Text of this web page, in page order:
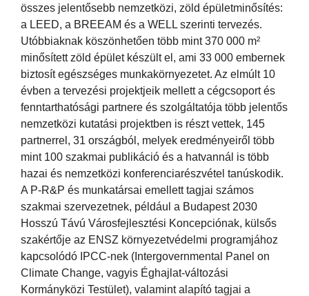
összes jelentősebb nemzetközi, zöld épületminősítés:
a LEED, a BREEAM és a WELL szerinti tervezés.
Utóbbiaknak köszönhetően több mint 370 000 m²
minősített zöld épület készült el, ami 33 000 embernek
biztosít egészséges munkakörnyezetet. Az elmúlt 10
évben a tervezési projektjeik mellett a cégcsoport és
fenntarthatósági partnere és szolgáltatója több jelentős
nemzetközi kutatási projektben is részt vettek, 145
partnerrel, 31 országból, melyek eredményeiről több
mint 100 szakmai publikáció és a hatvannál is több
hazai és nemzetközi konferenciarészvétel tanúskodik.
A P-R&P és munkatársai emellett tagjai számos
szakmai szervezetnek, például a Budapest 2030
Hosszú Távú Városfejlesztési Koncepciónak, külsős
szakértője az ENSZ környezetvédelmi programjához
kapcsolódó IPCC-nek (Intergovernmental Panel on
Climate Change, vagyis Éghajlat-változási
Kormányközi Testület), valamint alapító tagjai a